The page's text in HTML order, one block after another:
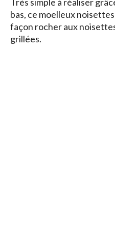
bas, ce moelleux
façon rocher aux
grillées.